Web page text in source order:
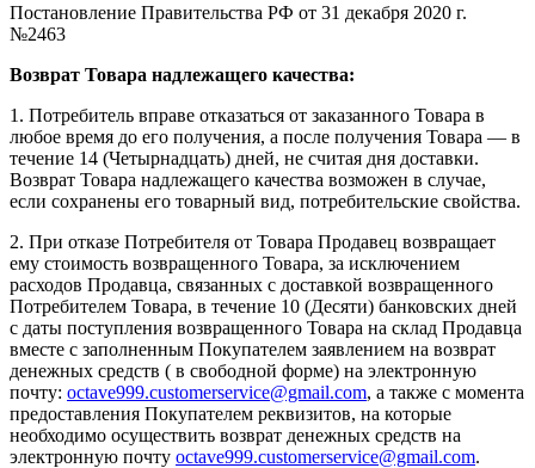
Постановление Правительства РФ от 31 декабря 2020 г.
№2463
Возврат Товара надлежащего качества:
1. Потребитель вправе отказаться от заказанного Товара в
любое время до его получения, а после получения Товара — в
течение 14 (Четырнадцать) дней, не считая дня доставки.
Возврат Товара надлежащего качества возможен в случае,
если сохранены его товарный вид, потребительские свойства.
2. При отказе Потребителя от Товара Продавец возвращает
ему стоимость возвращенного Товара, за исключением
расходов Продавца, связанных с доставкой возвращенного
Потребителем Товара, в течение 10 (Десяти) банковских дней
с даты поступления возвращенного Товара на склад Продавца
вместе с заполненным Покупателем заявлением на возврат
денежных средств ( в свободной форме) на электронную
почту: octave999.customerservice@gmail.com, а также с момента
предоставления Покупателем реквизитов, на которые
необходимо осуществить возврат денежных средств на
электронную почту octave999.customerservice@gmail.com.